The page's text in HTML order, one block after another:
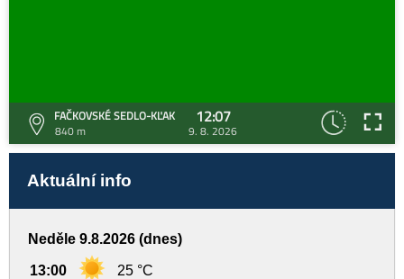
FAČKOVSKÉ SEDLO-KĽAK
840 m
12:07
9. 8. 2026
Aktuální info
Neděle 9.8.2026 (dnes)
13:00 25 °C